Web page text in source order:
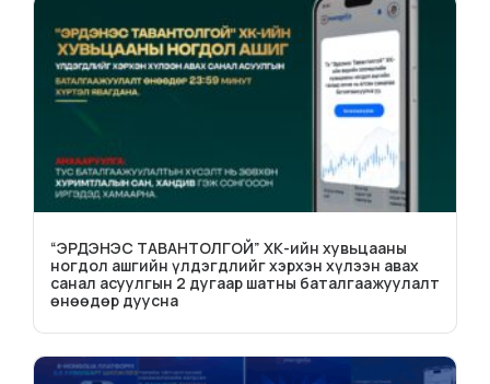
“ЭРДЭНЭС ТАВАНТОЛГОЙ” ХК-ийн хувьцааны
ногдол ашгийн үлдэгдлийг хэрхэн хүлээн авах
санал асуулгын 2 дугаар шатны баталгаажуулалт
өнөөдөр дуусна